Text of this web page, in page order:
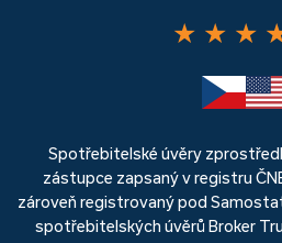
★ ★ ★
Spotřebitelské úvěry
zástupce zapsaný v registru
zároveň registrovaný pod
spotřebitelských úvěrů Broker